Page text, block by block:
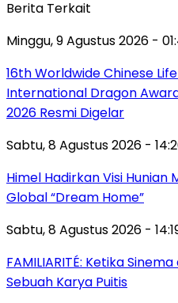
Berita Terkait
Minggu, 9 Agustus 2026 -
16th Worldwide Chinese
International Dragon
2026 Resmi Digelar
Sabtu, 8 Agustus 2026 -
Himel Hadirkan Visi
Global “Dream Home”
Sabtu, 8 Agustus 2026 -
FAMILIARITÉ: Ketika
Sebuah Karya Puitis